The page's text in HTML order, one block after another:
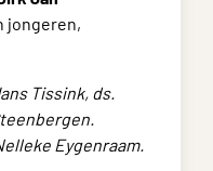
jongeren,
Tissink, ds.
Eygenraam.